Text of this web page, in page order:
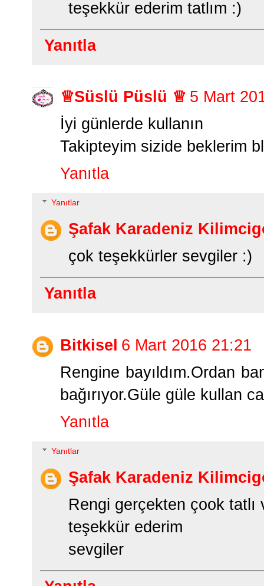
teşekkür ederim tatlım :)
Yanıtla
♕Süslü Püslü ♕ 5 Mart
İyi günlerde kullanın
Takipteyim sizide beklerim
Yanıtla
Yanıtlar
Şafak Karadeniz
çok teşekkürler sevgiler :)
Yanıtla
Bitkisel 6 Mart 2016 21:21
Rengine bayıldım.Ordan
bağırıyor.Güle güle kullan
Yanıtla
Yanıtlar
Şafak Karadeniz
Rengi gerçekten çook tatlı
teşekkür ederim
sevgiler